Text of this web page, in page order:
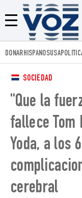
Menú
DONARHISPANOSUSA
SOCIEDAD
"Que la
fallece Tom
Yoda, a los
cerebral